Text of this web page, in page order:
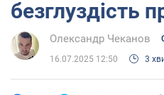
безглуздість
Олександр Чеканов
16.07.2025 12:50 3